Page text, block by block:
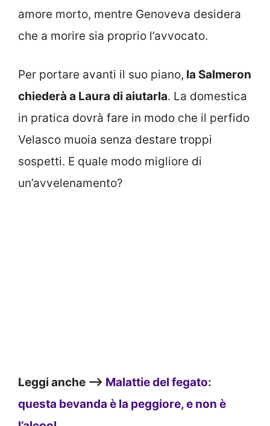
amore morto, mentre Genoveva desidera
che a morire sia proprio l’avvocato.
Per portare avanti il suo piano, la Salmeron
chiederà a Laura di aiutarla. La domestica
in pratica dovrà fare in modo che il perfido
Velasco muoia senza destare troppi
sospetti. E quale modo migliore di
un’avvelenamento?
Leggi anche —> Malattie del fegato:
questa bevanda è la peggiore, e non è